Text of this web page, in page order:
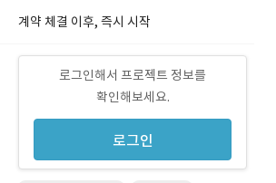
계약 체결 이후, 즉시 시작
로그인해서 프로젝트 정보를
확인해보세요.
로그인